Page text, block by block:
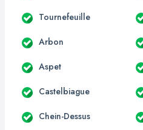
Tournefeuille
Arbon
Aspet
Castelbiague
Chein-Dessus